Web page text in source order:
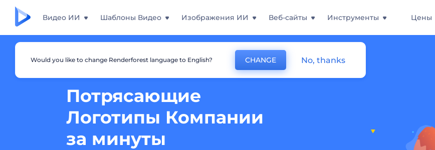
Видео ИИ Шаблоны Видео Изображения ИИ Веб-сайты Инструменты Цены
Потрясающие
Логотипы Компании
за минуты
Would you like to change Renderforest language to English? CHANGE No, thanks